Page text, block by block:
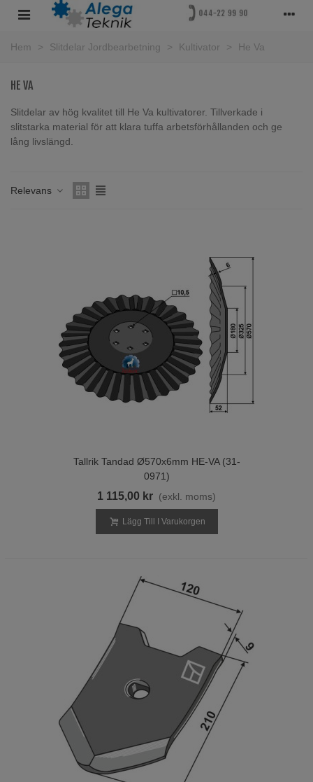
Hem > Slitdelar Jordbearbetning > Kultivator > He Va
HE VA
Slitdelar av hög kvalitet till He Va kultivatorer. Tillverkade i
slitstarka material för att klara tuffa arbetsförhållanden och ge
lång livslängd.
Relevans
Tallrik Tandad Ø570x6mm HE-VA (31-
0971)
1 115,00 kr (exkl. moms)
Lägg Till I Varukorgen